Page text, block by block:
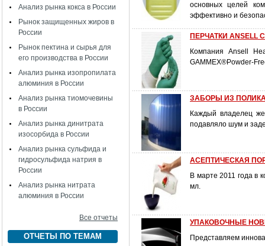
Анализ рынка кокса в России
Рынок защищенных жиров в
России
Рынок пектина и сырья для
его производства в России
Анализ рынка изопропилата
алюминия в России
Анализ рынка тиомочевины
в России
Анализ рынка динитрата
изосорбида в России
Анализ рынка сульфида и
гидросульфида натрия в
России
Анализ рынка нитрата
алюминия в России
Все отчеты
ОТЧЕТЫ ПО ТЕМАМ
основных целей
эффективно и
ПЕРЧАТКИ
Компания Ansell
GAMMEX®Powder-
ЗАБОРЫ ИЗ
Каждый владелец
подавляло шум и
АСЕПТИЧЕСКАЯ
В марте 2011 года в
мл.
УПАКОВОЧНЫЕ
Представляем